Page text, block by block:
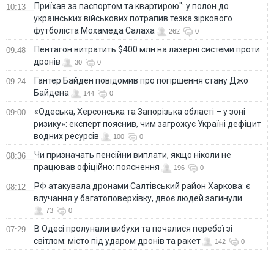
10:13
Приїхав за паспортом та квартирою": у полон до
українських військових потрапив тезка зіркового
футболіста Мохамеда Салаха
262 0
09:48
Пентагон витратить $400 млн на лазерні системи проти
дронів
30 0
09:24
Гантер Байден повідомив про погіршення стану Джо
Байдена
144 0
09:00
«Одеська, Херсонська та Запорізька області – у зоні
ризику»: експерт пояснив, чим загрожує Україні дефіцит
водних ресурсів
100 0
08:36
Чи призначать пенсійни виплати, якщо ніколи не
працював офіційно: пояснення
196 0
08:12
РФ атакувала дронами Салтівський район Харкова: є
влучання у багатоповерхівку, двоє людей загинули
73 0
07:29
В Одесі пролунали вибухи та почалися перебої зі
світлом: місто під ударом дронів та ракет
142 0